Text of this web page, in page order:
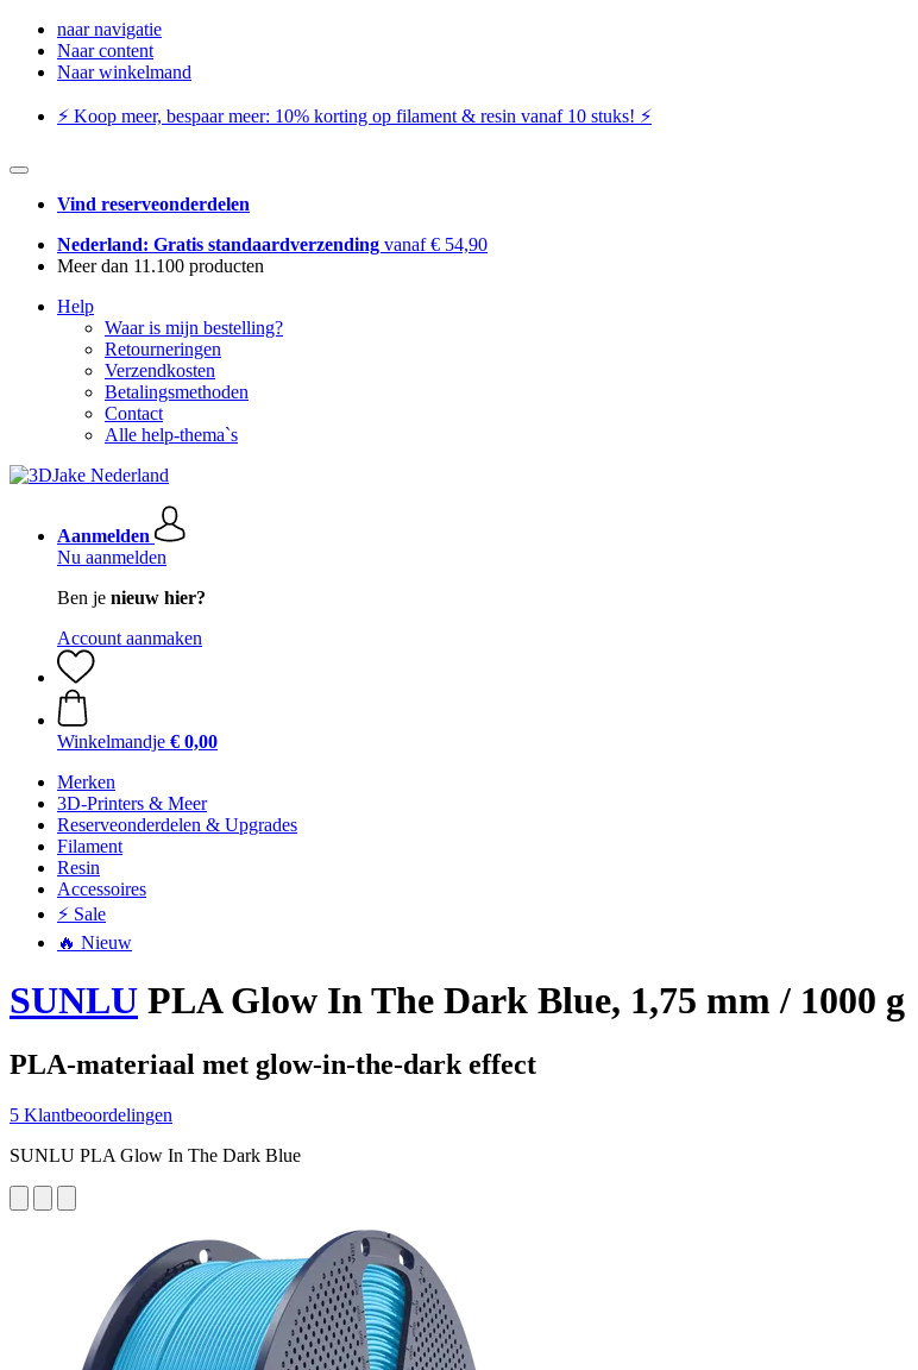
naar navigatie
Naar content
Naar winkelmand
⚡️ Koop meer, bespaar meer: ​​10% korting op filament & resin vanaf 10 stuks! ⚡️
Vind reserveonderdelen
Nederland: Gratis standaardverzending vanaf € 54,90
Meer dan 11.100 producten
Help
Waar is mijn bestelling?
Retourneringen
Verzendkosten
Betalingsmethoden
Contact
Alle help-thema`s
Aanmelden
Nu aanmelden
Ben je nieuw hier?
Account aanmaken
Winkelmandje € 0,00
Merken
3D-Printers & Meer
Reserveonderdelen & Upgrades
Filament
Resin
Accessoires
⚡ Sale
🔥 Nieuw
SUNLU PLA Glow In The Dark Blue, 1,75 mm / 1000 g
PLA-materiaal met glow-in-the-dark effect
5 Klantbeoordelingen
SUNLU PLA Glow In The Dark Blue